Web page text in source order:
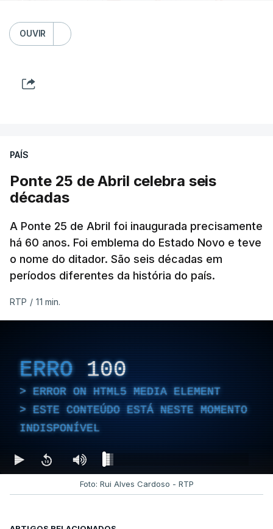
OUVIR
PAÍS
Ponte 25 de Abril celebra seis
décadas
A Ponte 25 de Abril foi inaugurada precisamente
há 60 anos. Foi emblema do Estado Novo e teve
o nome do ditador. São seis décadas em
períodos diferentes da história do país.
RTP / 11 min.
ERRO 100
ERROR ON HTML5 MEDIA ELEMENT
ESTE CONTEÚDO ESTÁ NESTE MOMENTO
INDISPONÍVEL
Foto: Rui Alves Cardoso - RTP